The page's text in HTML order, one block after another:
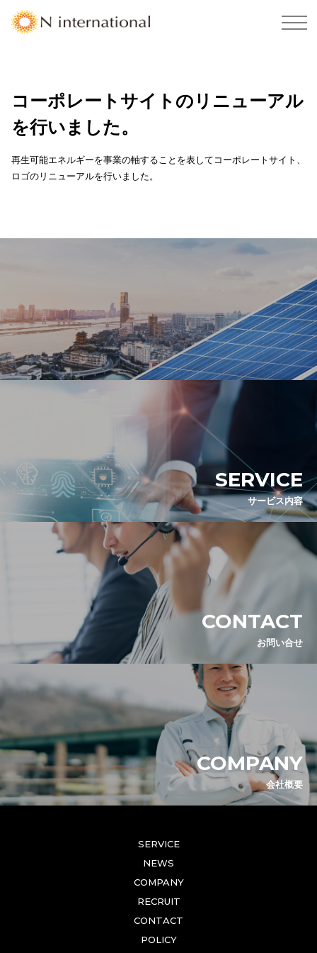
コーポレートサイトのリニューアル
を行いました。
再生可能エネルギーを事業の軸することを表してコーポレートサイト、
ロゴのリニューアルを行いました。
SERVICE
サービス内容
CONTACT
お問い合せ
COMPANY
会社概要
SERVICE
NEWS
COMPANY
RECRUIT
CONTACT
POLICY